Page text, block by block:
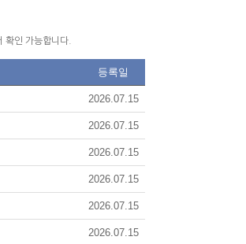
확인 가능합니다.
등록일
2026.07.15
2026.07.15
2026.07.15
2026.07.15
2026.07.15
2026.07.15